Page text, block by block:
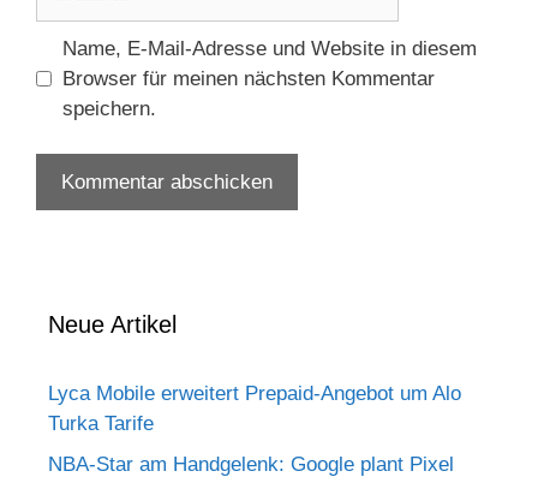
Name, E-Mail-Adresse und Website in diesem
Browser für meinen nächsten Kommentar
speichern.
Neue Artikel
Lyca Mobile erweitert Prepaid-Angebot um Alo
Turka Tarife
NBA-Star am Handgelenk: Google plant Pixel